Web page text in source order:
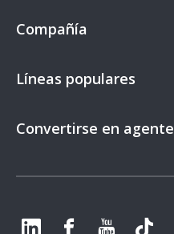
Compañía
Líneas populares
Convertirse en agente